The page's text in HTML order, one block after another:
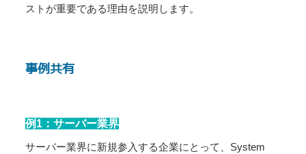
ストが重要である理由を説明します。
事例共有
例1：サーバー業界
サーバー業界に新規参入する企業にとって、System